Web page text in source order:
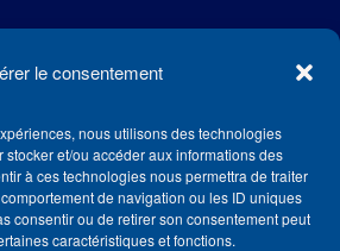
le consentement
nous utilisons des technologies
et/ou accéder aux informations des
à ces technologies nous permettra de traiter
de navigation ou les ID uniques
consentir ou de retirer son consentement peut
caractéristiques et fonctions.